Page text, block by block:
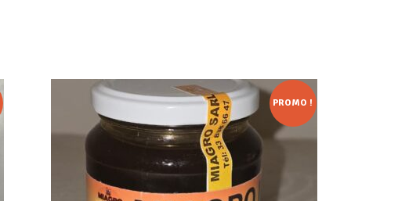
PROMO !